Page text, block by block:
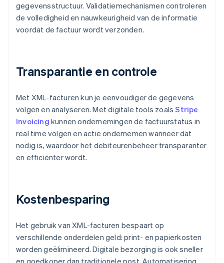
gegevensstructuur. Validatiemechanismen controleren
de volledigheid en nauwkeurigheid van de informatie
voordat de factuur wordt verzonden.
Transparantie en controle
Met XML-facturen kun je eenvoudiger de gegevens
volgen en analyseren. Met digitale tools zoalsStripe
Invoicing kunnen ondernemingen de factuurstatus in
real time volgen en actie ondernemen wanneer dat
nodig is, waardoor het debiteurenbeheer transparanter
en efficiënter wordt.
Kostenbesparing
Het gebruik van XML-facturen bespaart op
verschillende onderdelen geld: print- en papierkosten
worden geëlimineerd. Digitale bezorging is ook sneller